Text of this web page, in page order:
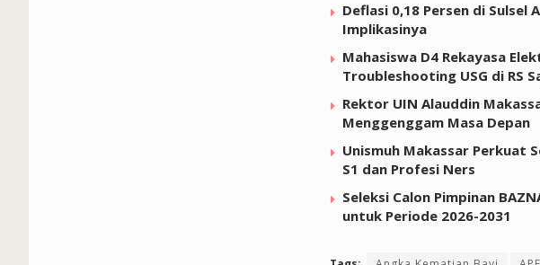
Deflasi 0,18 Persen di Sulsel
Implikasinya
Mahasiswa D4 Rekayasa
Troubleshooting USG di RS
Rektor UIN Alauddin
Menggenggam Masa Depan
Unismuh Makassar Perkuat
S1 dan Profesi Ners
Seleksi Calon Pimpinan
untuk Periode 2026-2031